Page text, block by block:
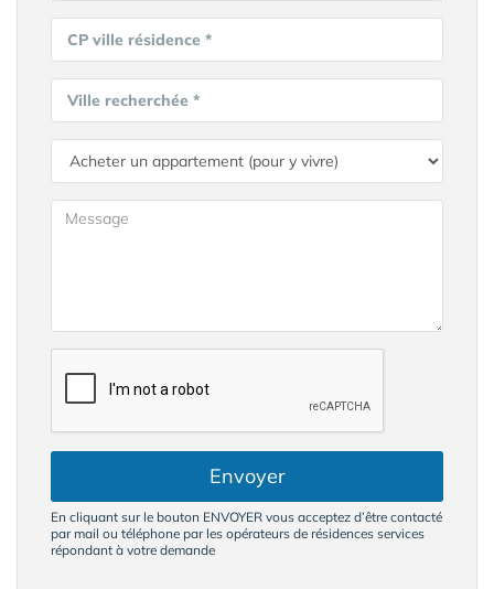
CP ville résidence *
Ville recherchée *
Envoyer
En cliquant sur le bouton ENVOYER vous acceptez d’être contacté
par mail ou téléphone par les opérateurs de résidences services
répondant à votre demande